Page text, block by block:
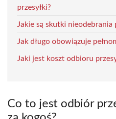
przesyłki?
Jakie są skutki nieodebrania
Jak długo obowiązuje
Jaki jest koszt odbioru
Co to jest odbiór